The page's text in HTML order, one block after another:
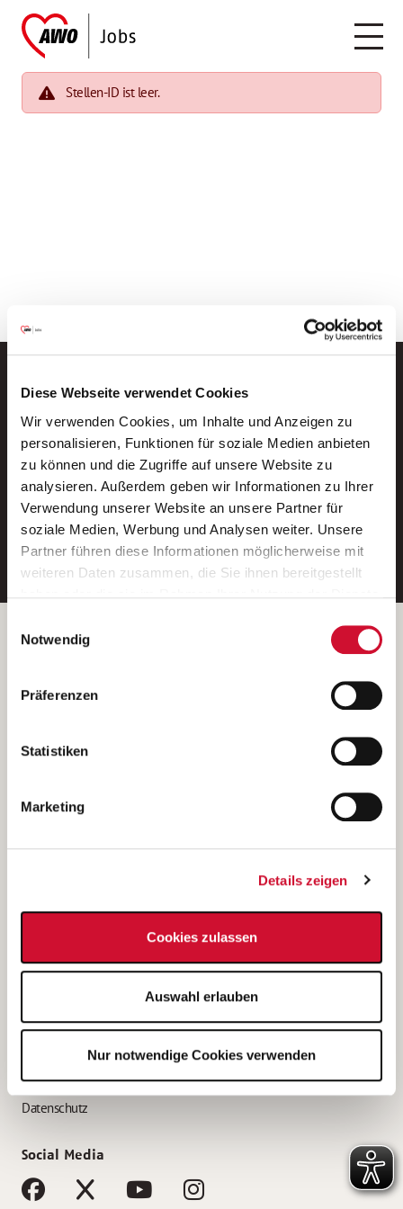
Diese Webseite verwendet Cookies
Wir verwenden Cookies, um Inhalte und Anzeigen zu
personalisieren, Funktionen für soziale Medien anbieten
zu können und die Zugriffe auf unsere Website zu
analysieren. Außerdem geben wir Informationen zu Ihrer
Verwendung unserer Website an unsere Partner für
soziale Medien, Werbung und Analysen weiter. Unsere
Partner führen diese Informationen möglicherweise mit
weiteren Daten zusammen, die Sie ihnen bereitgestellt
Wenn Sie auf „Cookies zulassen“ klicken, so stimmen
Sie der Speicherung sämtlicher Cookies zu. Sie können
Ihre Einwilligung selbstverständlich jederzeit widerrufen,
indem Sie die Cookie-Einstellungen aufrufen und diese
unsererDatenschutzerklärung
Notwendig
Präferenzen
Statistiken
Marketing
Details zeigen
Cookies zulassen
Auswahl erlauben
Nur notwendige Cookies verwenden
Stellen-ID ist leer.
Neue Stellen per E-Mail.
Ein kostenloser Service von AWO
Jobs.
E-Mail-Adresse eintragen
Betreiber der Webseite
Kantstraße 45a
(Ein Tochterunternehmen des AWO Bezirksverbandes Unterfranken
e.V.)
Bewerbung als Altenpflegehelfer*in
Bewerbung als Erzieher*in
AWO Gliederungen nach Bundesland
Impressum
Datenschutz
Social Media